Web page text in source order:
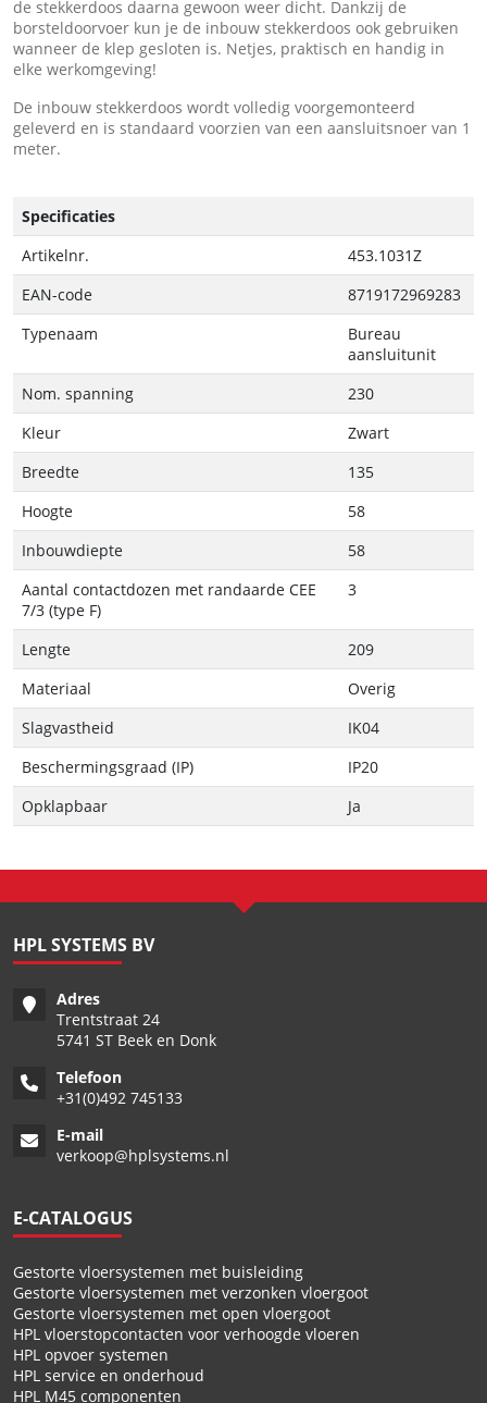
de stekkerdoos daarna gewoon weer dicht. Dankzij de
borsteldoorvoer kun je de inbouw stekkerdoos ook gebruiken
wanneer de klep gesloten is. Netjes, praktisch en handig in
elke werkomgeving!
De inbouw stekkerdoos wordt volledig voorgemonteerd
geleverd en is standaard voorzien van een aansluitsnoer van 1
meter.
Specificaties
Artikelnr.
453.1031Z
EAN-code
8719172969283
Typenaam
Bureau
aansluitunit
Nom. spanning
230
Kleur
Zwart
Breedte
135
Hoogte
58
Inbouwdiepte
58
Aantal contactdozen met randaarde CEE
7/3 (type F)
3
Lengte
209
Materiaal
Overig
Slagvastheid
IK04
Beschermingsgraad (IP)
IP20
Opklapbaar
Ja
HPL SYSTEMS BV
Adres
Trentstraat 24
5741 ST Beek en Donk
Telefoon
+31(0)492 745133
E-mail
verkoop@hplsystems.nl
E-CATALOGUS
Gestorte vloersystemen met buisleiding
Gestorte vloersystemen met verzonken vloergoot
Gestorte vloersystemen met open vloergoot
HPL vloerstopcontacten voor verhoogde vloeren
HPL opvoer systemen
HPL service en onderhoud
HPL M45 componenten